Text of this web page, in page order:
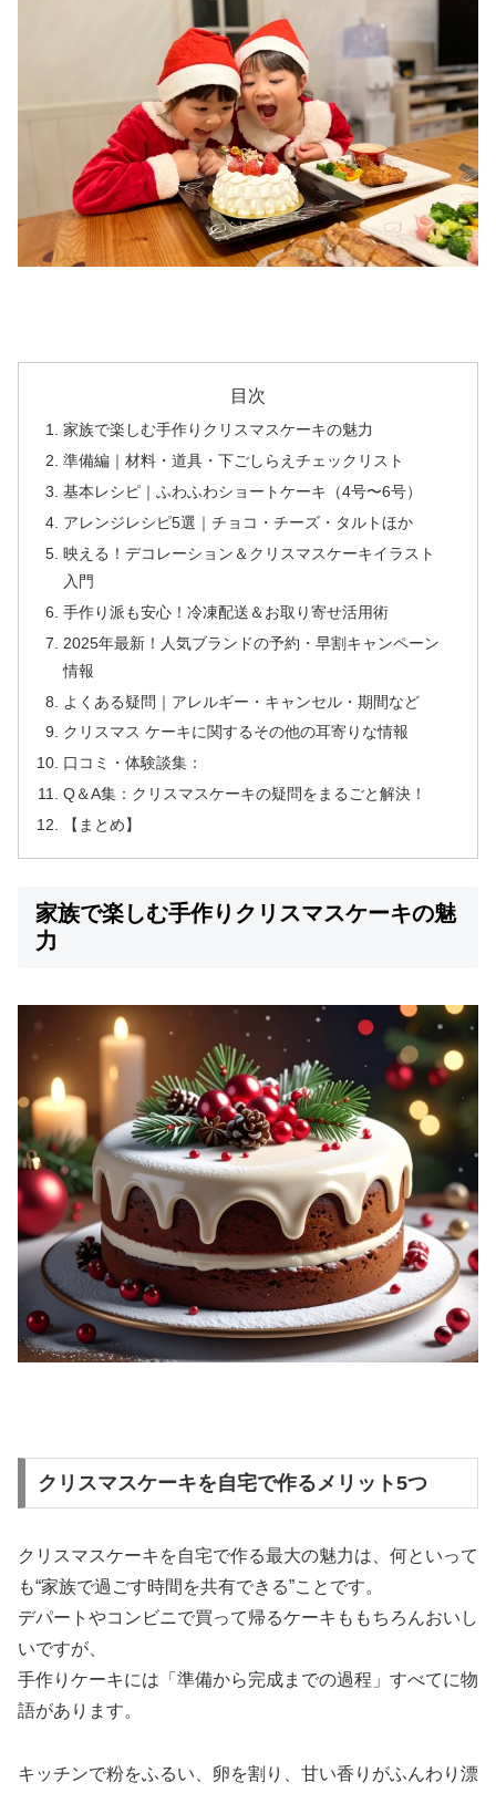
目次
家族で楽しむ手作りクリスマスケーキの魅力
準備編｜材料・道具・下ごしらえチェックリスト
基本レシピ｜ふわふわショートケーキ（4号〜6号）
アレンジレシピ5選｜チョコ・チーズ・タルトほか
映える！デコレーション＆クリスマスケーキイラスト
入門
手作り派も安心！冷凍配送＆お取り寄せ活用術
2025年最新！人気ブランドの予約・早割キャンペーン
情報
よくある疑問｜アレルギー・キャンセル・期間など
クリスマス ケーキに関するその他の耳寄りな情報
口コミ・体験談集：
Q＆A集：クリスマスケーキの疑問をまるごと解決！
【まとめ】
家族で楽しむ手作りクリスマスケーキの魅
力
クリスマスケーキを自宅で作るメリット5つ
クリスマスケーキを自宅で作る最大の魅力は、何といって
も“家族で過ごす時間を共有できる”ことです。
デパートやコンビニで買って帰るケーキももちろんおいし
いですが、
手作りケーキには「準備から完成までの過程」すべてに物
語があります。
キッチンで粉をふるい、卵を割り、甘い香りがふんわり漂